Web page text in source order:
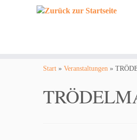
Start » Veranstaltungen »